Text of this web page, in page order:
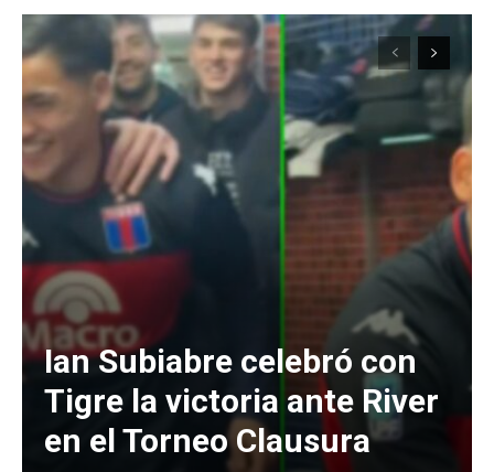
Ian Subiabre celebró con
Tigre la victoria ante River
en el Torneo Clausura